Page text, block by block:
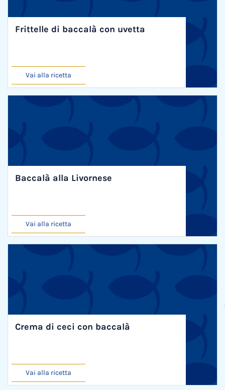
Frittelle di baccalà con uvetta
Vai alla ricetta
Baccalà alla Livornese
Vai alla ricetta
Crema di ceci con baccalà
Vai alla ricetta